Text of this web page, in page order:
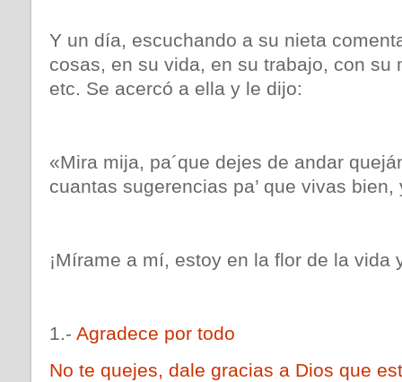
Y un día, escuchando a su nieta
cosas, en su vida, en su trabajo, con su
etc. Se acercó a ella y le dijo:
«Mira mija, pa´que dejes de andar
cuantas sugerencias pa’ que vivas
¡Mírame a mí, estoy en la flor de la vida
1.- Agradece por todo
No te quejes, dale gracias a Dios que